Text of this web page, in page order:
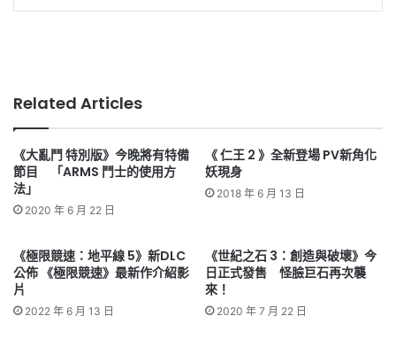
Related Articles
《大亂鬥 特別版》今晚將有特備
節目 「ARMS 鬥士的使用方
法」
2020 年 6 月 22 日
《 仁王 2 》全新登場 PV新角化
妖現身
2018 年 6 月 13 日
《極限競速：地平線 5》新DLC
公佈 《極限競速》最新作介紹影
片
2022 年 6 月 13 日
《世紀之石 3：創造與破壞》今
日正式發售 怪臉巨石再次襲
來！
2020 年 7 月 22 日